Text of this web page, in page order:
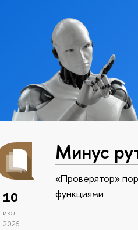
10
июл
2026
Минус
«Проверятор»
функциями